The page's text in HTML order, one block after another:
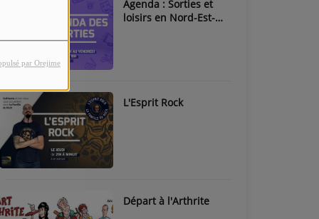
par Orejime
Agenda : Sorties et
loisirs en Nord-Est-
L'Esprit Rock
Départ à l'Arthrite